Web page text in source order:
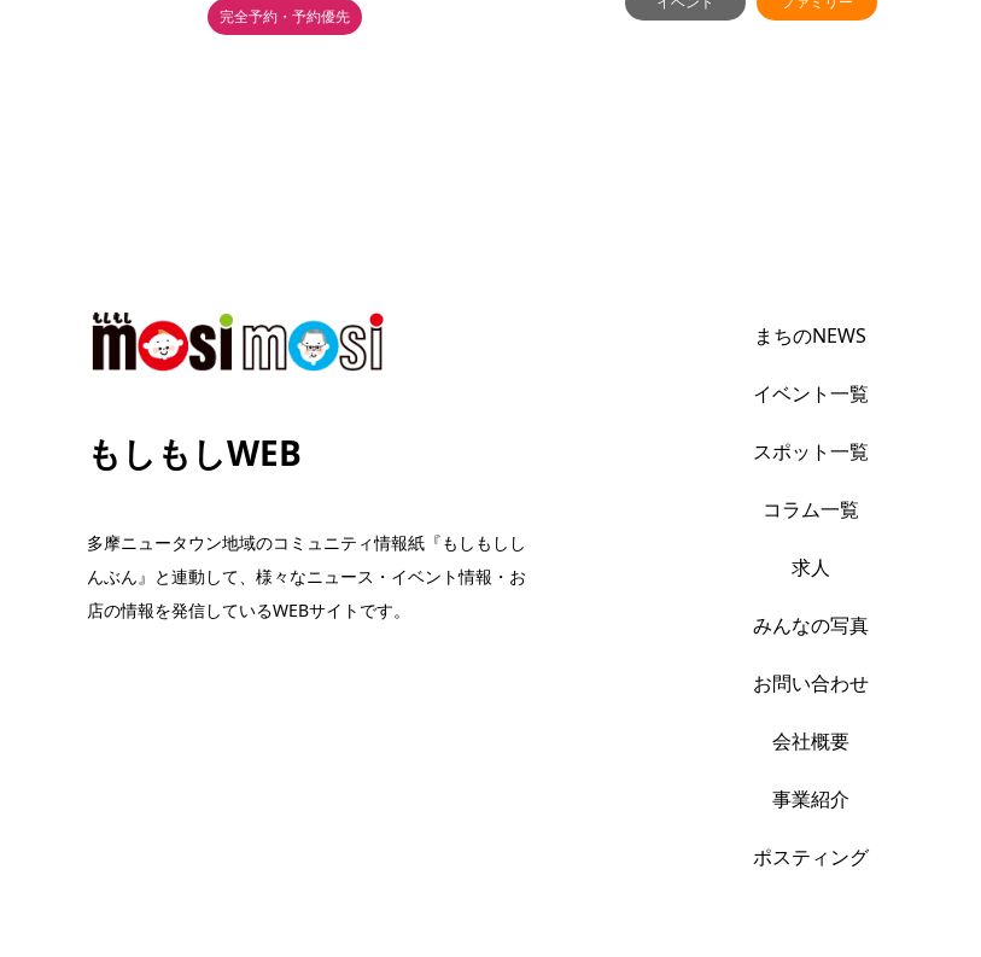
完全予約・予約優先
もしもしWEB
多摩ニュータウン地域のコミュニティ情報紙『もしもしし
んぶん』と連動して、様々なニュース・イベント情報・お
店の情報を発信しているWEBサイトです。
まちのNEWS
イベント一覧
スポット一覧
コラム一覧
求人
みんなの写真
お問い合わせ
会社概要
事業紹介
ポスティング